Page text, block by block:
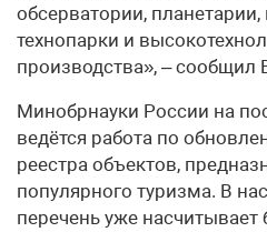
обсерватории, планетарии,
технопарки и
производства», – сообщил
Минобрнауки России на
ведётся работа по
реестра объектов,
популярного туризма. В
перечень уже насчитывает